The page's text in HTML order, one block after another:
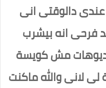
عندى دالوقتى انى
يوم بعد فرحى انه بيشرب
مش كويسة
لانى والله ماكنت